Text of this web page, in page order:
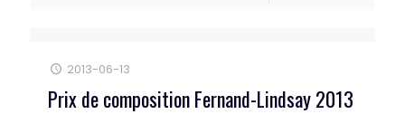
2013-06-13
Prix de composition Fernand-Lindsay 2013